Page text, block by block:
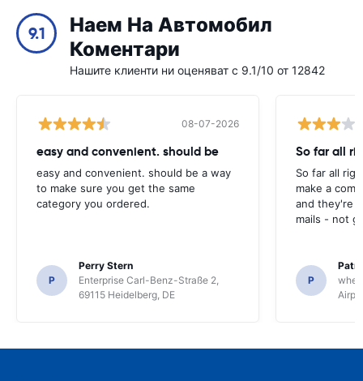
9.1
Наем На Автомобил
Коментари
Нашите клиенти ни оценяват с 9.1/10 от 12842
08-07-2026
easy and convenient. should be
easy and convenient. should be a way
to make sure you get the same
category you ordered.
P
Perry Stern
Enterprise Carl-Benz-Straße 2,
69115 Heidelberg, DE
So far all
So far all
make a
and they're
mails - not
P